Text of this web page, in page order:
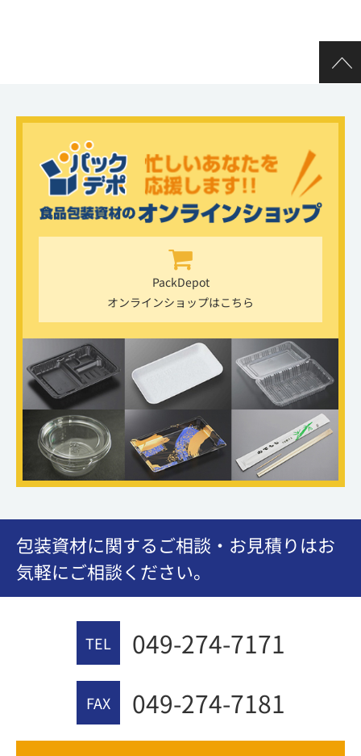
PackDepot
オンラインショップはこちら
包装資材に関するご相談・お見積りはお
気軽にご相談ください。
TEL 049-274-7171
FAX 049-274-7181